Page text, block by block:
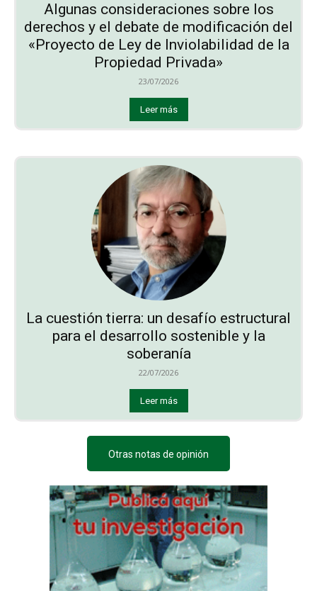
Algunas consideraciones sobre los
derechos y el debate de modificación del
«Proyecto de Ley de Inviolabilidad de la
Propiedad Privada»
23/07/2026
Leer más
La cuestión tierra: un desafío estructural
para el desarrollo sostenible y la
soberanía
22/07/2026
Leer más
Otras notas de opinión